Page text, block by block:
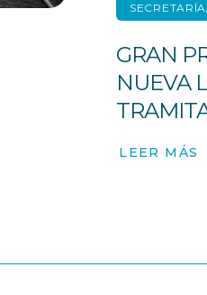
GRAN
NUEVA
LEER MÁS